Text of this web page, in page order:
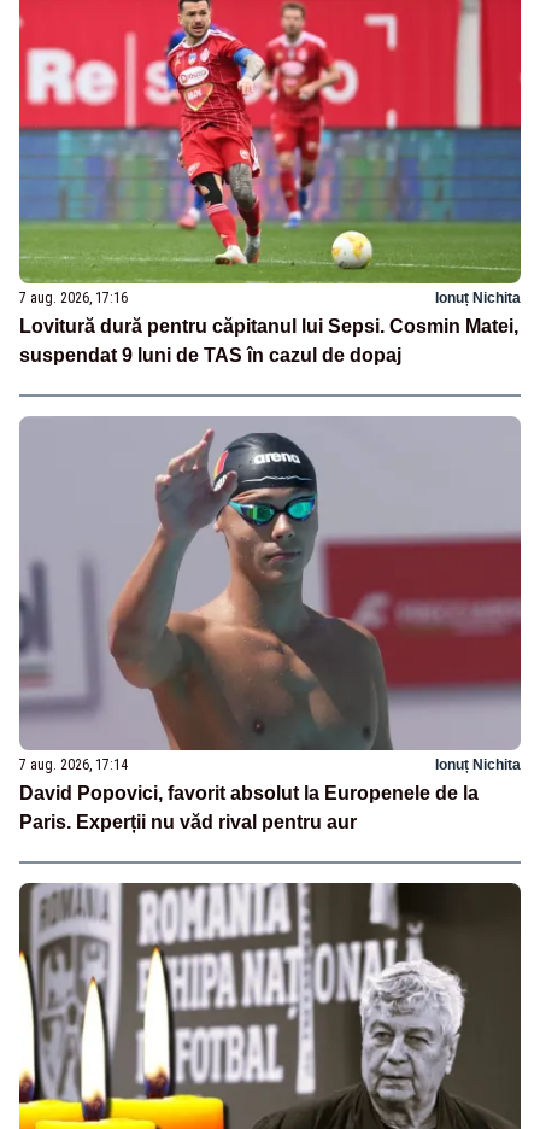
7 aug. 2026, 17:16 Ionuț Nichita
Lovitură dură pentru căpitanul lui Sepsi. Cosmin Matei,
suspendat 9 luni de TAS în cazul de dopaj
7 aug. 2026, 17:14 Ionuț Nichita
David Popovici, favorit absolut la Europenele de la
Paris. Experții nu văd rival pentru aur